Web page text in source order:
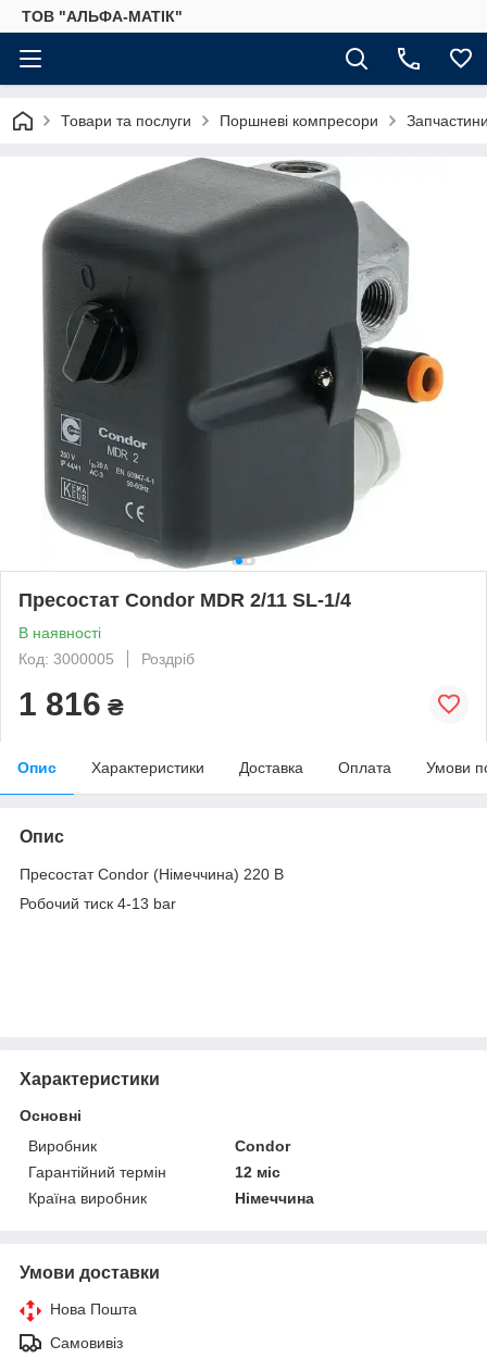
ТОВ "АЛЬФА-МАТІК"
Товари та послуги Поршневі компресори
Пресостат Condor MDR 2/11 SL-1/4
В наявності
Код: 3000005
Роздріб
1 816 ₴
Опис Характеристики Доставка Оплата Умови
Опис
Пресостат Condor (Німеччина) 220 В
Робочий тиск 4-13 bar
Характеристики
Основні
Виробник
Condor
Гарантійний термін
12 міс
Країна виробник
Німеччина
Умови доставки
Нова Пошта
Самовивіз